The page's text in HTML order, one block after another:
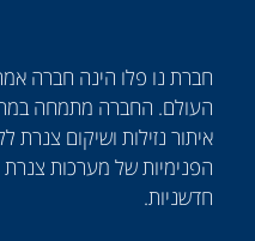
חברת נו פלו הינה חברה
העולם. החברה מתמחה
איתור נזילות ושיקום צנרת
הפנימיות של מערכות צנרת
חדשניות.